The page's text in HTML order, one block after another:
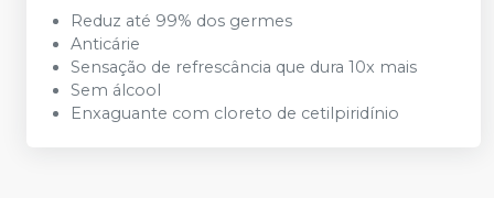
Reduz até 99% dos germes
Anticárie
Sensação de refrescância que dura 10x mais
Sem álcool
Enxaguante com cloreto de cetilpiridínio